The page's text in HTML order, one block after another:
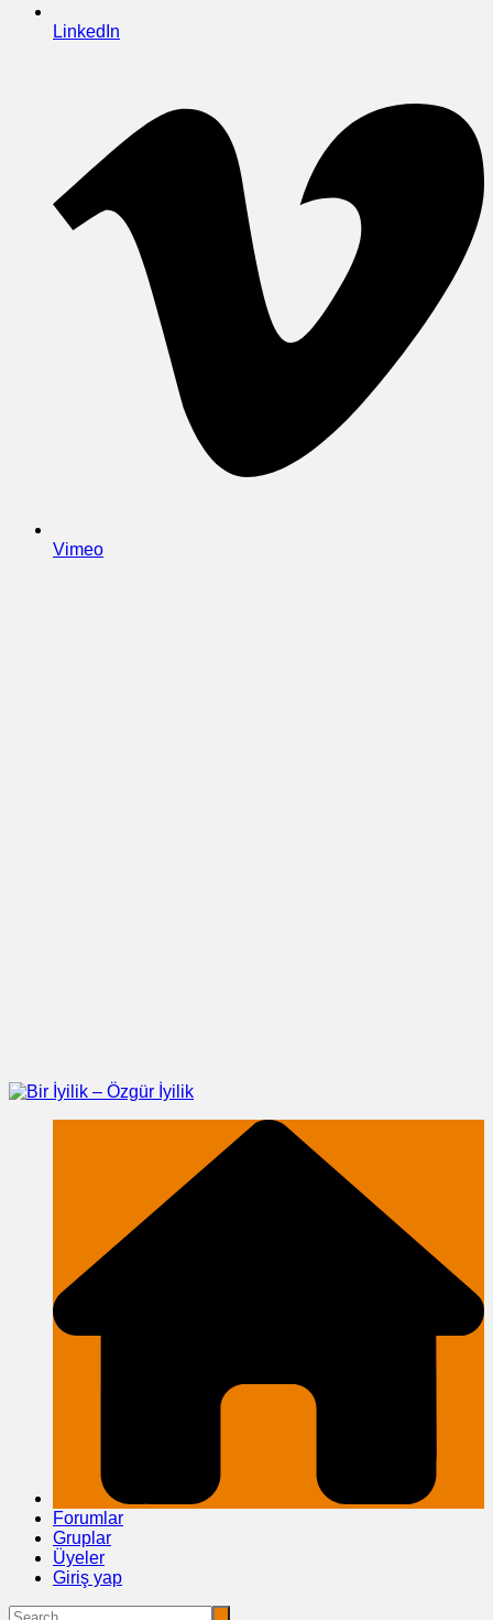
LinkedIn
Vimeo
Forumlar
Gruplar
Üyeler
Giriş yap